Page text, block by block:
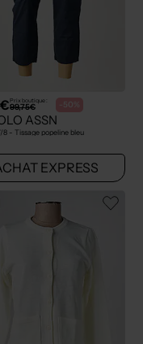
Prix boutique :
99,75€ -50%
ASSN
8 - Tissage popeline bleu
EXPRESS